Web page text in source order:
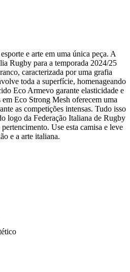
e arte em uma única peça. A
Rugby para a temporada 2024/25
caracterizada por uma grafia
toda a superfície, homenageando
Eco Armevo garante elasticidade e
em Eco Strong Mesh oferecem uma
as competições intensas. Tudo isso
logo da Federação Italiana de Rugby
Use esta camisa e leve
e a arte italiana.